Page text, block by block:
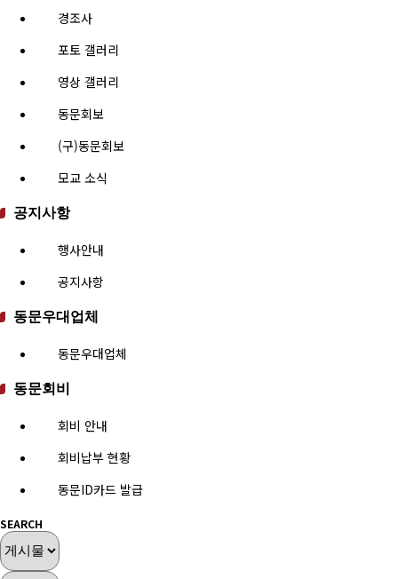
경조사
포토 갤러리
영상 갤러리
동문회보
(구)동문회보
모교 소식
공지사항
행사안내
공지사항
동문우대업체
동문우대업체
동문회비
회비 안내
회비납부 현황
동문ID카드 발급
SEARCH